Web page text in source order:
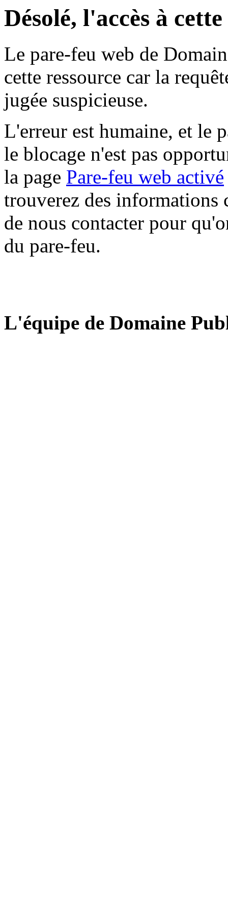
Désolé, l'accès à
Le pare-feu web de
cette ressource car la
jugée suspicieuse.
L'erreur est humaine, et le
le blocage n'est pas
la page Pare-feu web activé
trouverez des informations
de nous contacter pour
du pare-feu.
L'équipe de Domaine